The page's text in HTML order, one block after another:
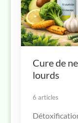
Cure de
lourds
6 articles